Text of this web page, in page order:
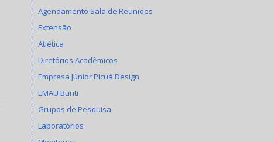
Agendamento Sala de Reuniões
Extensão
Atlética
Diretórios Acadêmicos
Empresa Júnior Picuá Design
EMAU Buriti
Grupos de Pesquisa
Laboratórios